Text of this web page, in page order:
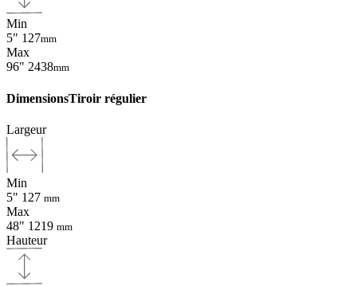
Min
5" 127mm
Max
96" 2438mm
DimensionsTiroir régulier
Largeur
Min
5" 127 mm
Max
48" 1219 mm
Hauteur